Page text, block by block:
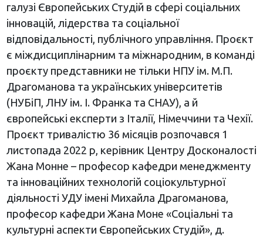
галузі Європейських Студій в сфері соціальних
інновацій, лідерства та соціальної
відповідальності, публічного управління. Проєкт
є міждисциплінарним та міжнародним, в команді
проєкту представники не тільки НПУ ім. М.П.
Драгоманова та українських університетів
(НУБіП, ЛНУ ім. І. Франка та СНАУ), а й
європейські експерти з Італії, Німеччини та Чехії.
Проєкт тривалістю 36 місяців розпочався 1
листопада 2022 р, керівник Центру Досконалості
Жана Монне – професор кафедри менеджменту
та інноваційних технологій соціокультурної
діяльності УДУ імені Михайла Драгоманова,
професор кафедри Жана Моне «Соціальні та
культурні аспекти Європейських Студій», д.